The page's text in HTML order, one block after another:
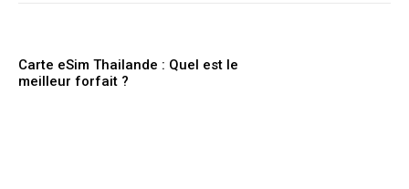
Carte eSim Thailande : Quel est le
meilleur forfait ?